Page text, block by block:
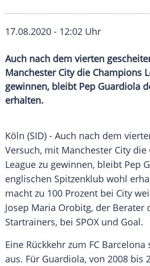
17.08.2020 - 12:02 Uhr
Auch nach dem vierten
Manchester City die Champions
gewinnen, bleibt Pep Guardiola
erhalten.
Köln (SID) - Auch nach dem
Versuch, mit Manchester City die
League zu gewinnen, bleibt Pep
englischen Spitzenklub wohl
macht zu 100 Prozent bei City
Josep Maria Orobitg, der Berater
Startrainers, bei SPOX und Goal.
Eine Rückkehr zum FC Barcelona
aus. Für Guardiola, von 2008 bis